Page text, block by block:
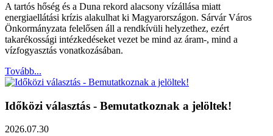
A tartós hőség és a Duna rekord alacsony vízállása miatt
energiaellátási krízis alakulhat ki Magyarországon. Sárvár Város
Önkormányzata felelősen áll a rendkívüli helyzethez, ezért
takarékossági intézkedéseket vezet be mind az áram-, mind a
vízfogyasztás vonatkozásában.
Tovább...
Időközi választás - Bemutatkoznak a jelöltek!
2026.07.30